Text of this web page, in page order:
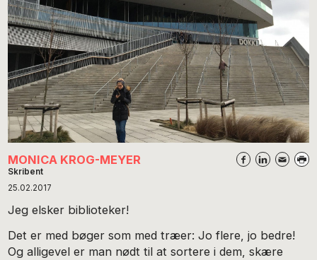
MONICA KROG-MEYER
Skribent
25.02.2017
Jeg elsker biblioteker!
Det er med bøger som med træer: Jo flere, jo bedre!
Og alligevel er man nødt til at sortere i dem, skære